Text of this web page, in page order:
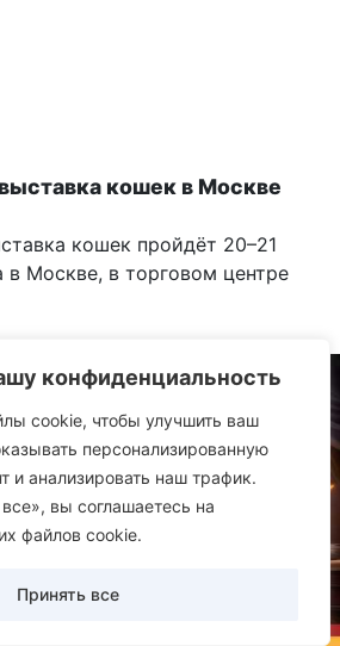
конфиденциальность
cookie, чтобы улучшить ваш
персонализированную
и анализировать наш трафик.
вы соглашаетесь на
файлов cookie.
Принять все
кошек в Москве
кошек пройдёт 20–21
в Москве, в торговом центре